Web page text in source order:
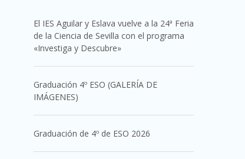
El IES Aguilar y Eslava vuelve a la 24ª Feria
de la Ciencia de Sevilla con el programa
«Investiga y Descubre»
Graduación 4º ESO (GALERÍA DE
IMÁGENES)
Graduación de 4º de ESO 2026